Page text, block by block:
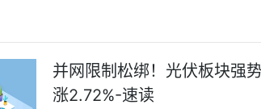
并网限制松绑！光伏板块强
涨2.72%-速读